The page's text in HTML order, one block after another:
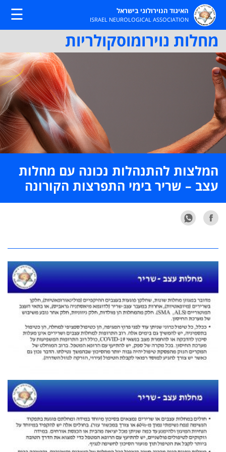
האיגוד הנוירולוגי בישראל
ISRAEL NEUROLOGICAL ASSOCIATION
☰
מחלות נוירומוסקולריות
המלצות להתנהלות נכונה עם מחלות
עצב – שריר בימי התפרצות הקורונה